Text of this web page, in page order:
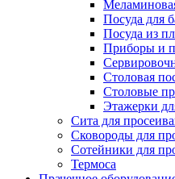
Посуда для
Посуда из
Приборы и
Столовая
Столовые
Этажерки
Сита для
Сковороды для
Сотейники для
Термоса